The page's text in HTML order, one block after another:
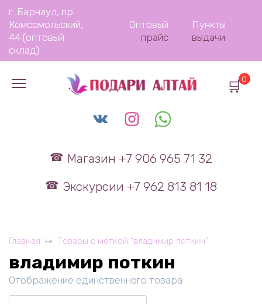
Перейти
содержанию
г. Барнаул, пр.
Комсомольский,
44 (оптовый
склад)
Оптовый
прайс
Пункты
выдачи
Магазин +7 906 965 71 32
Экскурсии +7 962 813 81 18
0
Главная Товары с меткой “владимир поткин”
владимир поткин
Отображение единственного товара